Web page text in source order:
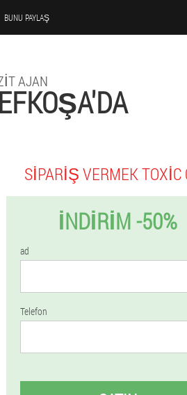
BUNU PAYLAŞ
AJAN
SIPARIŞ VERMEK TOXIC
İNDIRIM -50%
ad
Telefon